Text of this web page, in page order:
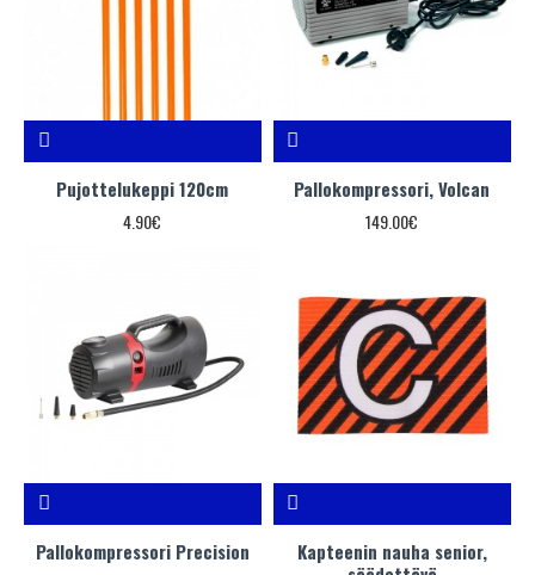
Pujottelukeppi 120cm
4.90€
Pallokompressori, Volcan
149.00€
Pallokompressori Precision
Kapteenin nauha senior,